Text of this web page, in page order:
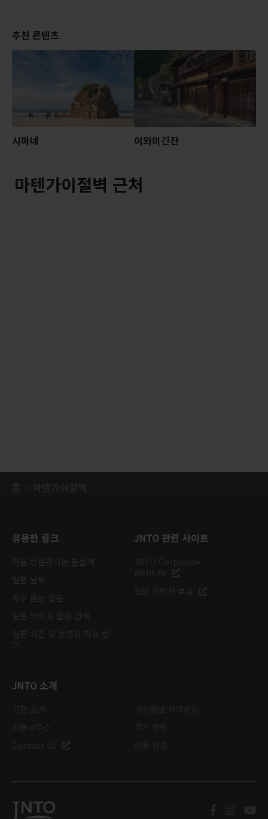
추천 콘텐츠
시마네 이와미긴잔
마텐가이절벽 근처
유용한 링크 JNTO 관련 사이트
JNTO 소개